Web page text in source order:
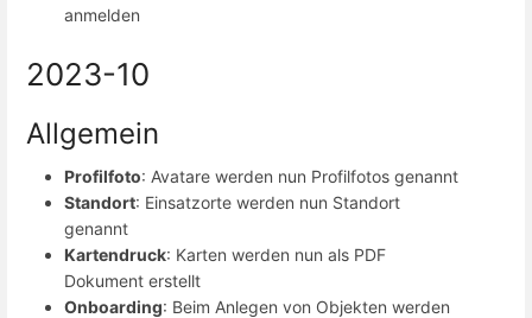
anmelden
2023-10
Allgemein
Profilfoto: Avatare werden nun Profilfotos genannt
Standort: Einsatzorte werden nun Standort
genannt
Kartendruck: Karten werden nun als PDF
Dokument erstellt
Onboarding: Beim Anlegen von Objekten werden